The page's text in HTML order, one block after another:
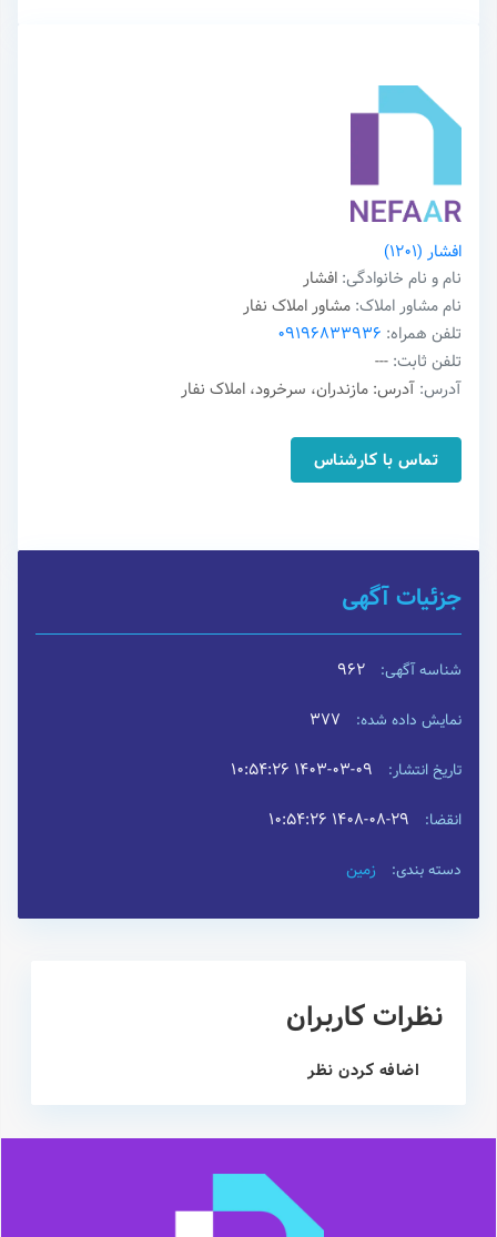
افشار (1201)
نام و نام خانوادگی: افشار
نام مشاور املاک: مشاور املاک نفار
تلفن همراه: 09196833936
تلفن ثابت: ---
آدرس: آدرس: مازندران، سرخرود، املاک نفار
تماس با کارشناس
جزئیات آگهی
شناسه آگهی: 962
نمایش داده شده: 377
تاریخ انتشار: ۱۴۰۳-۰۳-۰۹ ۱۰:۵۴:۲۶
انقضا: ۱۴۰۸-۰۸-۲۹ ۱۰:۵۴:۲۶
دسته بندی: زمین
نظرات کاربران
اضافه کردن نظر